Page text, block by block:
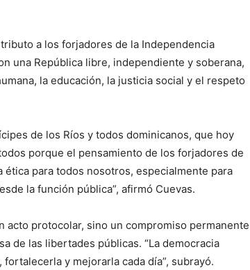
a los forjadores de la Independencia
una República libre, independiente y soberana,
la educación, la justicia social y el respeto
de los Ríos y todos dominicanos, que hoy
porque el pensamiento de los forjadores de
para todos nosotros, especialmente para
la función pública”, afirmó Cuevas.
acto protocolar, sino un compromiso permanente
de las libertades públicas. “La democracia
y mejorarla cada día”, subrayó.